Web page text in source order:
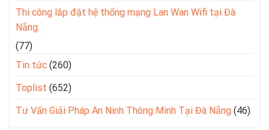
Thi công lắp đặt hệ thống mạng Lan Wan Wifi tại Đà
Nẵng
(77)
Tin tức (260)
Toplist (652)
Tư Vấn Giải Pháp An Ninh Thông Minh Tại Đà Nẵng (46)